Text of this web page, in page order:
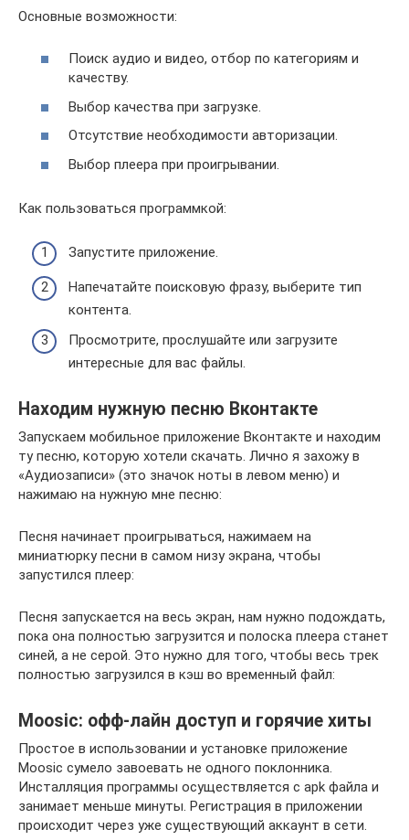
Основные возможности:
Поиск аудио и видео, отбор по категориям и
качеству.
Выбор качества при загрузке.
Отсутствие необходимости авторизации.
Выбор плеера при проигрывании.
Как пользоваться программкой:
Запустите приложение.
Напечатайте поисковую фразу, выберите тип
контента.
Просмотрите, прослушайте или загрузите
интересные для вас файлы.
Находим нужную песню Вконтакте
Запускаем мобильное приложение Вконтакте и находим
ту песню, которую хотели скачать. Лично я захожу в
«Аудиозаписи» (это значок ноты в левом меню) и
нажимаю на нужную мне песню:
Песня начинает проигрываться, нажимаем на
миниатюрку песни в самом низу экрана, чтобы
запустился плеер:
Песня запускается на весь экран, нам нужно подождать,
пока она полностью загрузится и полоска плеера станет
синей, а не серой. Это нужно для того, чтобы весь трек
полностью загрузился в кэш во временный файл:
Moosic: офф-лайн доступ и горячие хиты
Простое в использовании и установке приложение
Moosic сумело завоевать не одного поклонника.
Инсталляция программы осуществляется с apk файла и
занимает меньше минуты. Регистрация в приложении
происходит через уже существующий аккаунт в сети.